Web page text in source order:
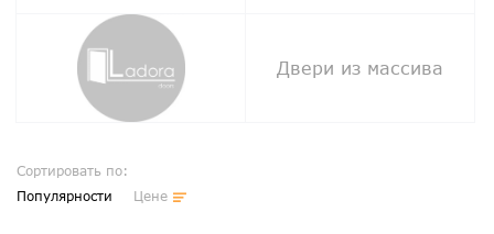
Двери из массива
Сортировать по:
Популярности
Цене